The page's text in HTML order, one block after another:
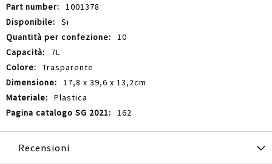
1001378
Si
10
7L
Trasparente
17,8 x 39,6 x 13,2cm
Plastica
162
Recensioni